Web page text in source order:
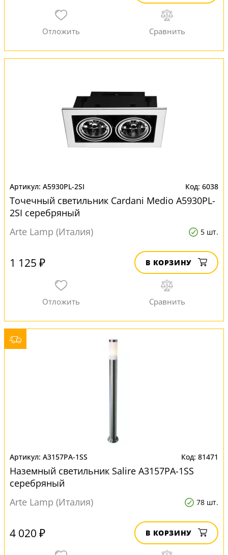
A5930PL-2SI 6038
Точечный светильник Cardani Medio A5930PL-
2SI серебряный
Arte Lamp (Италия)
5 шт.
1 125 ₽ В КОРЗИНУ
A3157PA-1SS 81471
Наземный светильник Salire A3157PA-1SS
серебряный
Arte Lamp (Италия)
78 шт.
4 020 ₽ В КОРЗИНУ